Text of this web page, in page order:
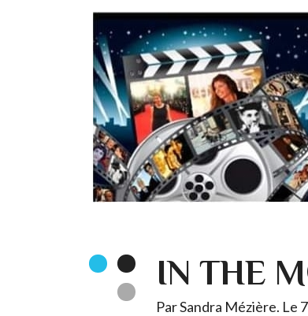
IN THE
Par Sandra Mézière. Le